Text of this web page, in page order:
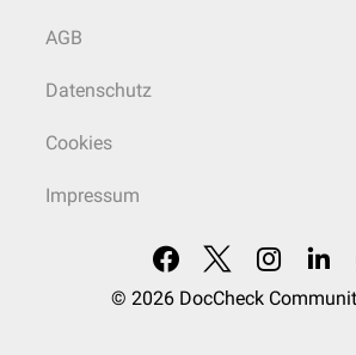
AGB
Datenschutz
Cookies
Impressum
© 2026 DocCheck